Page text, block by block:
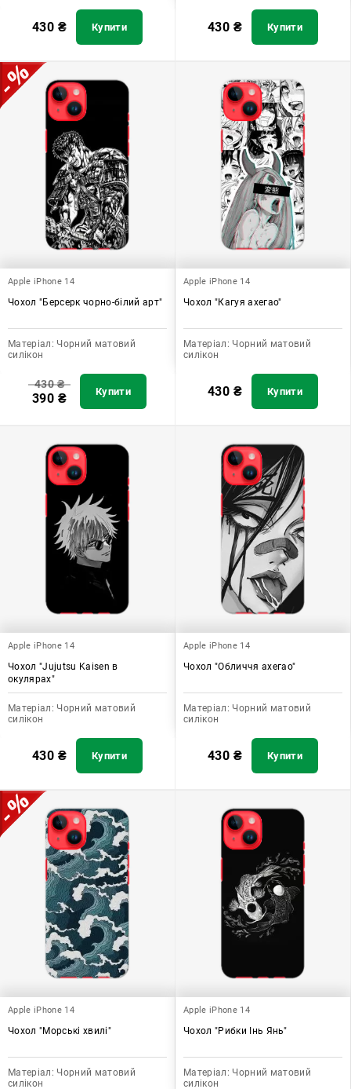
430 ₴ Купити 430 ₴ Купити
Apple iPhone 14
Чохол "Берсерк чорно-білий арт"
Матеріал: Чорний матовий
силікон
430₴
390 ₴ Купити
Apple iPhone 14
Чохол "Кагуя ахегао"
Матеріал: Чорний матовий
силікон
430 ₴ Купити
Apple iPhone 14
Чохол "Jujutsu Kaisen в
окулярах"
Матеріал: Чорний матовий
силікон
430 ₴ Купити
Apple iPhone 14
Чохол "Обличчя ахегао"
Матеріал: Чорний матовий
силікон
430 ₴ Купити
Apple iPhone 14
Чохол "Морські хвилі"
Матеріал: Чорний матовий
силікон
Apple iPhone 14
Чохол "Рибки Інь Янь"
Матеріал: Чорний матовий
силікон